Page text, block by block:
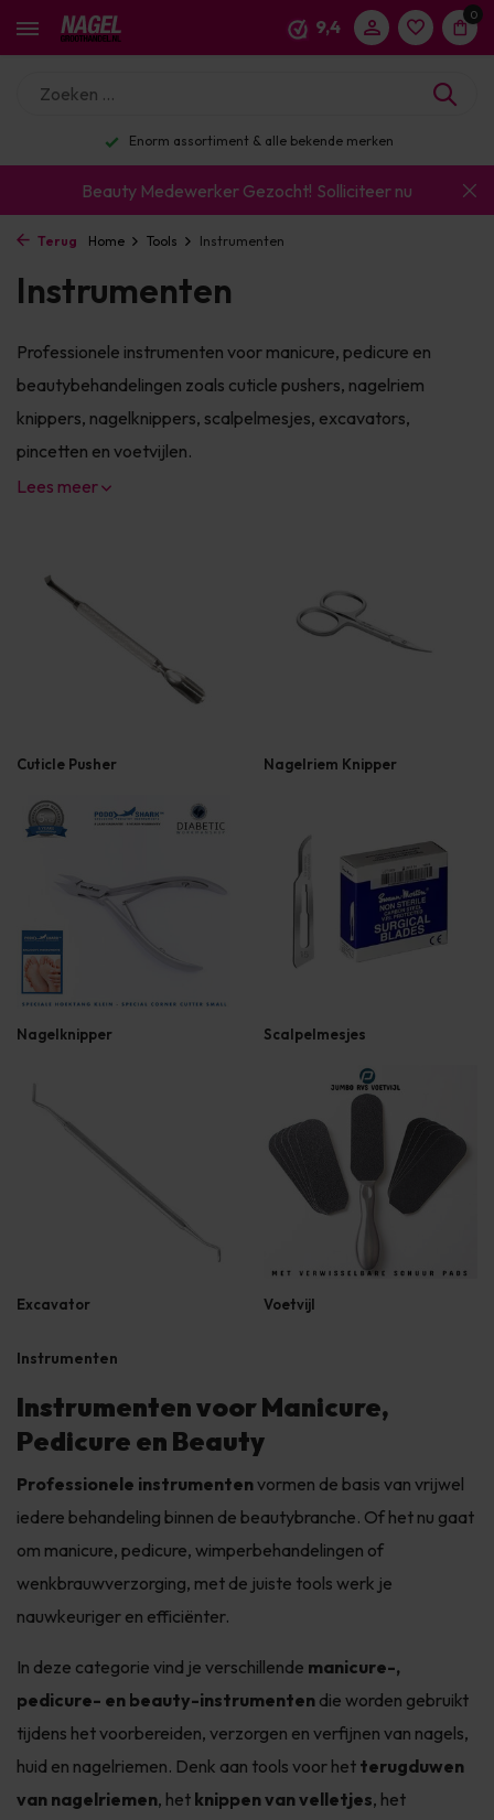
9,4
0
Enorm assortiment & alle bekende merken
Beauty Medewerker Gezocht! Solliciteer nu
Terug Home Tools Instrumenten
Instrumenten
Professionele instrumenten voor manicure, pedicure en
beautybehandelingen zoals cuticle pushers, nagelriem
knippers, nagelknippers, scalpelmesjes, excavators,
pincetten en voetvijlen.
Lees meer
Cuticle Pusher Nagelriem Knipper
Nagelknipper Scalpelmesjes
Excavator Voetvijl
Instrumenten
Instrumenten voor Manicure,
Pedicure en Beauty
Professionele instrumentenvormen de basis van vrijwel
iedere behandeling binnen de beautybranche. Of het nu gaat
om manicure, pedicure, wimperbehandelingen of
wenkbrauwverzorging, met de juiste tools werk je
nauwkeuriger en efficiënter.
In deze categorie vind je verschillende manicure-,
pedicure- en beauty-instrumenten die worden gebruikt
tijdens het voorbereiden, verzorgen en verfijnen van nagels,
huid en nagelriemen. Denk aan tools voor het terugduwen
van nagelriemen, het knippen van velletjes, het